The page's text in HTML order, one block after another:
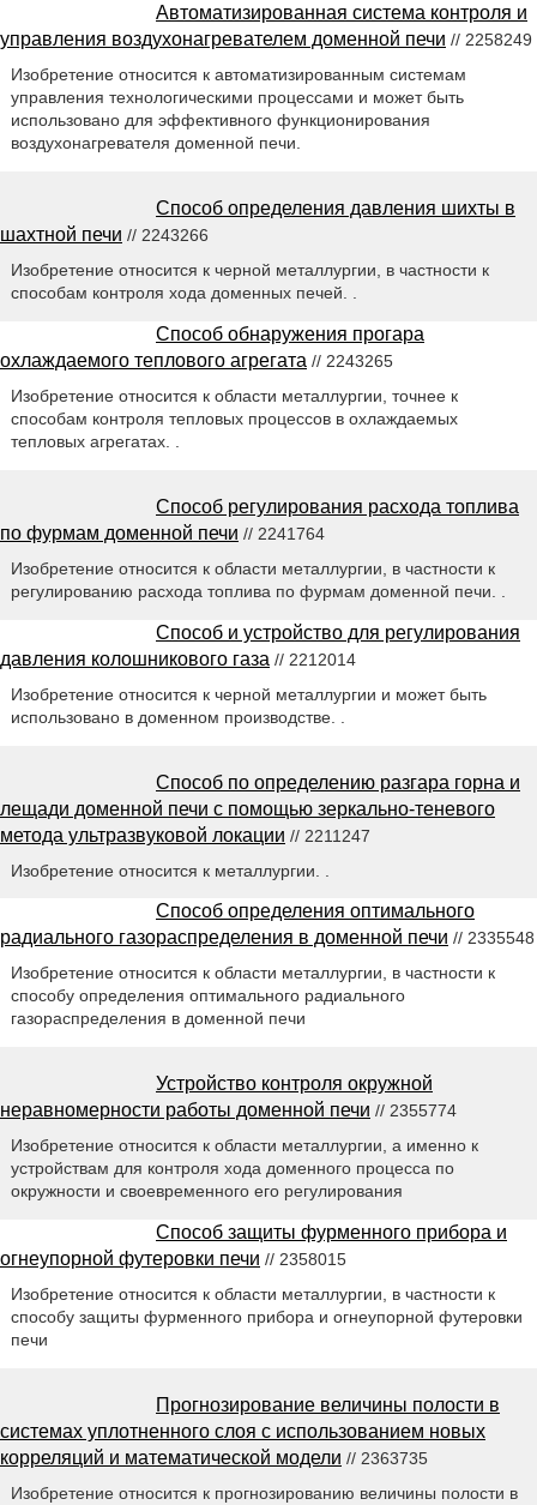
Автоматизированная система контроля и
управления воздухонагревателем доменной печи // 2258249
Изобретение относится к автоматизированным системам
управления технологическими процессами и может быть
использовано для эффективного функционирования
воздухонагревателя доменной печи.
Способ определения давления шихты в
шахтной печи // 2243266
Изобретение относится к черной металлургии, в частности к
способам контроля хода доменных печей. .
Способ обнаружения прогара
охлаждаемого теплового агрегата // 2243265
Изобретение относится к области металлургии, точнее к
способам контроля тепловых процессов в охлаждаемых
тепловых агрегатах. .
Способ регулирования расхода топлива
по фурмам доменной печи // 2241764
Изобретение относится к области металлургии, в частности к
регулированию расхода топлива по фурмам доменной печи. .
Способ и устройство для регулирования
давления колошникового газа // 2212014
Изобретение относится к черной металлургии и может быть
использовано в доменном производстве. .
Способ по определению разгара горна и
лещади доменной печи с помощью зеркально-теневого
метода ультразвуковой локации // 2211247
Изобретение относится к металлургии. .
Способ определения оптимального
радиального газораспределения в доменной печи // 2335548
Изобретение относится к области металлургии, в частности к
способу определения оптимального радиального
газораспределения в доменной печи
Устройство контроля окружной
неравномерности работы доменной печи // 2355774
Изобретение относится к области металлургии, а именно к
устройствам для контроля хода доменного процесса по
окружности и своевременного его регулирования
Способ защиты фурменного прибора и
огнеупорной футеровки печи // 2358015
Изобретение относится к области металлургии, в частности к
способу защиты фурменного прибора и огнеупорной футеровки
печи
Прогнозирование величины полости в
системах уплотненного слоя с использованием новых
корреляций и математической модели // 2363735
Изобретение относится к прогнозированию величины полости в